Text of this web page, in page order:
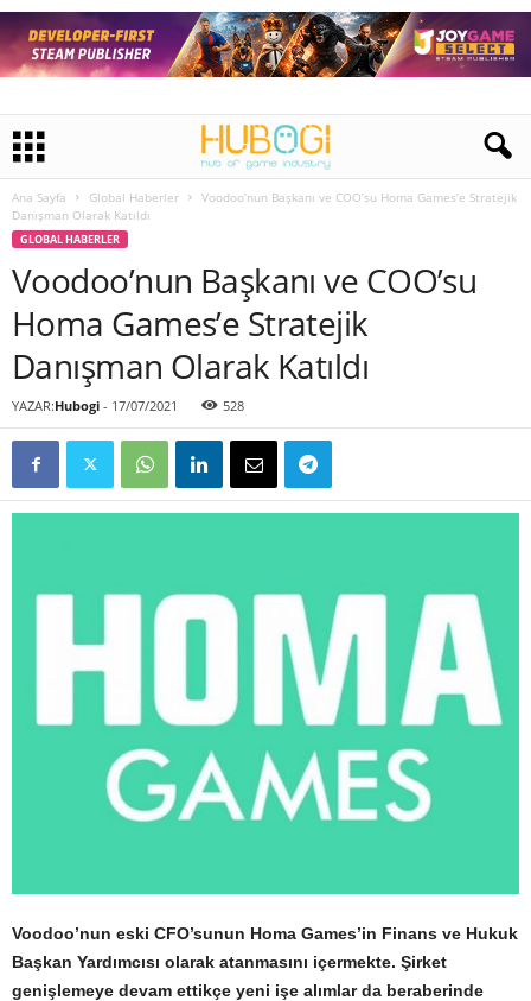
Ana Sayfa Global Haberler
Voodoo’nun Başkanı ve COO’su Homa Games’e Stratejik
Danışman Olarak Katıldı
GLOBAL HABERLER
Voodoo’nun Başkanı ve COO’su
Homa Games’e Stratejik
Danışman Olarak Katıldı
YAZAR:Hubogi - 17/07/2021 528
Voodoo’nun eski CFO’sunun Homa Games’in Finans ve Hukuk
Başkan Yardımcısı olarak atanmasını içermekte. Şirket
genişlemeye devam ettikçe yeni işe alımlar da beraberinde